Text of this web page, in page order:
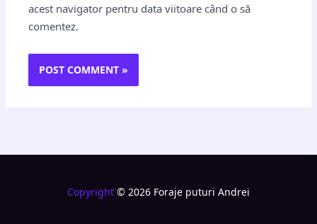
acest navigator pentru data viitoare când o să
comentez.
Copyright © 2026 Foraje puturi Andrei